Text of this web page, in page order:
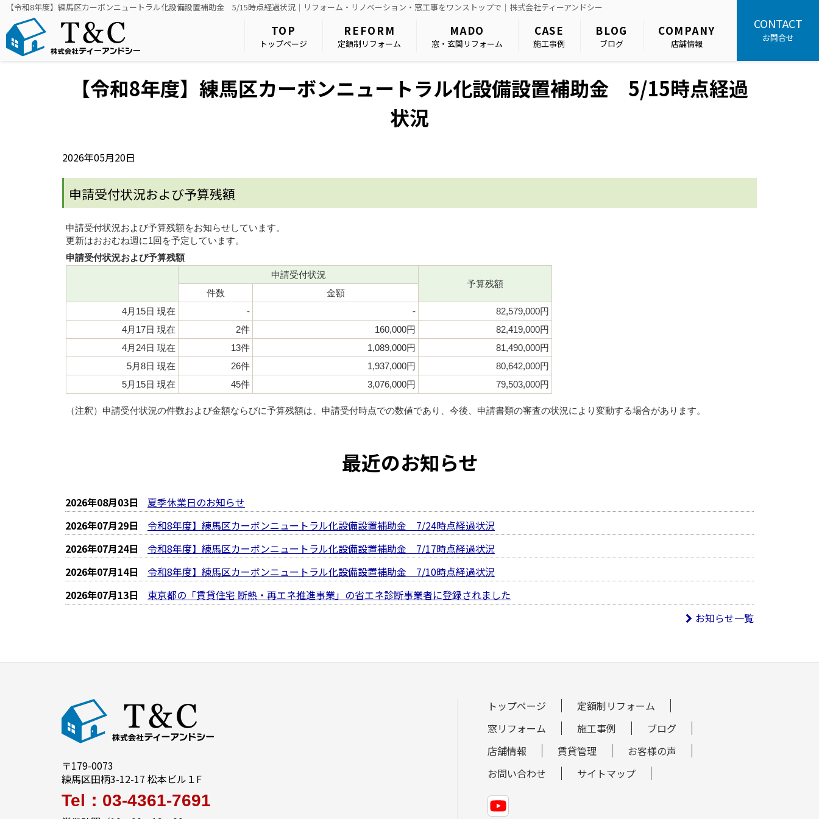
【令和8年度】練馬区カーボンニュートラル化設備設置補助金 5/15時点経過状況｜リフォーム・リノベーション・窓工事をワンストップで｜株式会社ティーアンドシー
TOP
トップページ
REFORM
定額制リフォーム
MADO
窓・玄関リフォーム
CASE
施工事例
BLOG
ブログ
COMPANY
店舗情報
CONTACT
お問合せ
【令和8年度】練馬区カーボンニュートラル化設備設置補助金 5/15時点経過
状況
2026年05月20日
申請受付状況および予算残額
申請受付状況および予算残額をお知らせしています。
更新はおおむね週に1回を予定しています。
申請受付状況および予算残額
申請受付状況
予算残額
件数
金額
4月15日 現在
- -
82,579,000円
4月17日 現在
2件 160,000円
82,419,000円
4月24日 現在
13件 1,089,000円
81,490,000円
5月8日 現在
26件 1,937,000円
80,642,000円
5月15日 現在
45件 3,076,000円 79,503,000円
（注釈）申請受付状況の件数および金額ならびに予算残額は、申請受付時点での数値であり、今後、申請書類の審査の状況により変動する場合があります。
最近のお知らせ
2026年08月03日
夏季休業日のお知らせ
2026年07月29日
令和8年度】練馬区カーボンニュートラル化設備設置補助金 7/24時点経過状況
2026年07月24日
令和8年度】練馬区カーボンニュートラル化設備設置補助金 7/17時点経過状況
2026年07月14日
令和8年度】練馬区カーボンニュートラル化設備設置補助金 7/10時点経過状況
2026年07月13日
東京都の「賃貸住宅 断熱・再エネ推進事業」の省エネ診断事業者に登録されました
お知らせ一覧
〒179-0073
練馬区田柄3-12-17 松本ビル１F
Tel：03-4361-7691
トップページ
定額制リフォーム
窓リフォーム
施工事例
ブログ
店舗情報
賃貸管理
お客様の声
お問い合わせ
サイトマップ